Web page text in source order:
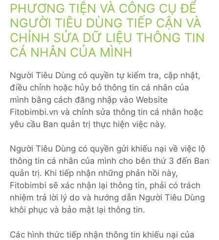
PHƯƠNG TIỆN VÀ CÔNG CỤ ĐỂ
NGƯỜI TIÊU DÙNG TIẾP CẬN VÀ
CHỈNH SỬA DỮ LIỆU THÔNG TIN
CÁ NHÂN CỦA MÌNH
Người Tiêu Dùng có quyền tự kiểm tra, cập nhật,
điều chỉnh hoặc hủy bỏ thông tin cá nhân của
mình bằng cách đăng nhập vào Website
Fitobimbi.vn và chỉnh sửa thông tin cá nhân hoặc
yêu cầu Ban quản trị thực hiện việc này.
Người Tiêu Dùng có quyền gửi khiếu nại về việc lộ
thông tin cá nhân của mình cho bên thứ 3 đến Ban
quản trị. Khi tiếp nhận những phản hồi này,
Fitobimbi sẽ xác nhận lại thông tin, phải có trách
nhiệm trả lời lý do và hướng dẫn Người Tiêu Dùng
khôi phục và bảo mật lại thông tin.
Các hình thức tiếp nhận thông tin khiếu nại của